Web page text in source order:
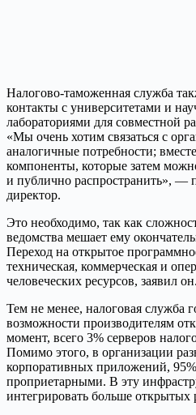
Налогово-таможенная служба
контакты с университетами и
лабораториями для совместной
«Мы очень хотим связаться с
аналогичные потребности;
компоненты, которые затем
и публично распространить», —
директор.
Это необходимо, так как
ведомства мешает ему
Переход на открытое
техническая, коммерческая и
человеческих ресурсов, заявил он.
Тем не менее, налоговая служба
возможности производителям
момент, всего 3% серверов
Помимо этого, в организации
корпоративных приложений,
проприетарными. В эту
интегрировать больше открытых